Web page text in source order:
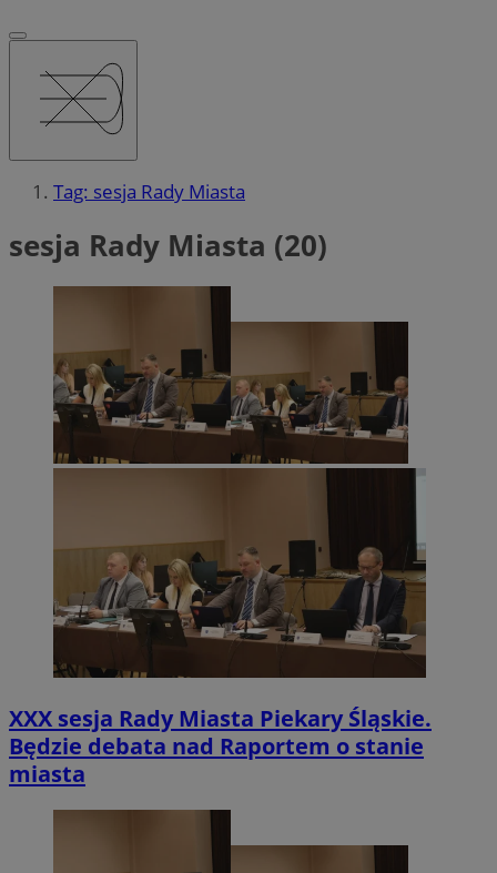
Tag: sesja Rady Miasta
sesja Rady Miasta (20)
XXX sesja Rady Miasta Piekary Śląskie.
Będzie debata nad Raportem o stanie
miasta